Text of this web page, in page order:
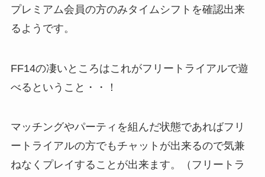
プレミアム会員の方のみタイムシフトを確認出来
るようです。
FF14の凄いところはこれがフリートライアルで遊
べるということ・・！
マッチングやパーティを組んだ状態であればフリ
ートライアルの方でもチャットが出来るので気兼
ねなくプレイすることが出来ます。（フリートラ